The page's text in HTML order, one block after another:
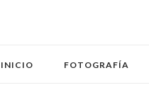
INICIO FOTOGRAFÍA